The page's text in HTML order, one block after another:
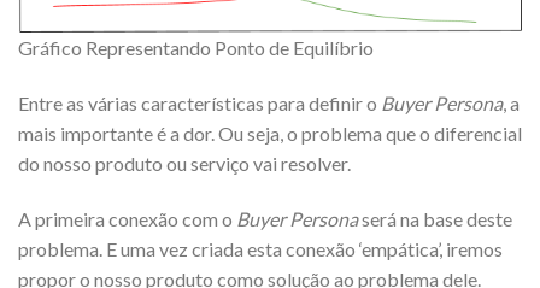
Gráfico Representando Ponto de Equilíbrio
Entre as várias características para definir o Buyer Persona, a
mais importante é a dor. Ou seja, o problema que o diferencial
do nosso produto ou serviço vai resolver.
A primeira conexão com o Buyer Personaserá na base deste
problema. E uma vez criada esta conexão ‘empática’, iremos
propor o nosso produto como solução ao problema dele.